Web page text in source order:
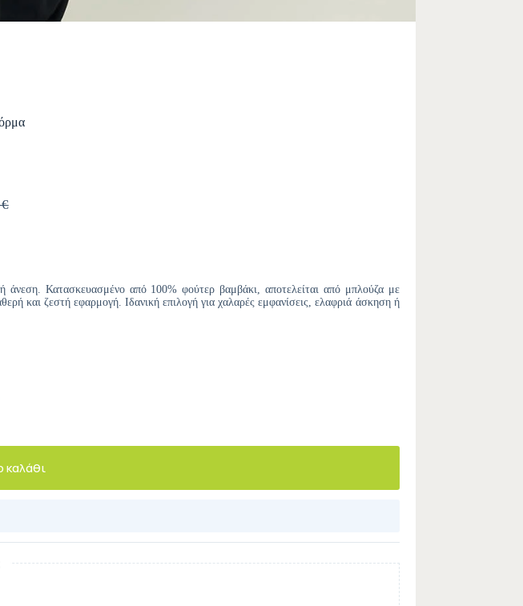
άνεση. Κατασκευασμένο από 100% φούτερ βαμβάκι, αποτελείται από μπλούζα με
και ζεστή εφαρμογή. Ιδανική επιλογή για χαλαρές εμφανίσεις, ελαφριά άσκηση ή
καλάθι